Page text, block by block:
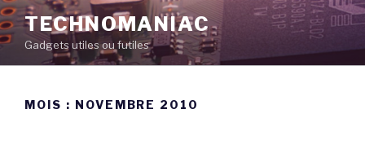
Aller
au
contenu
principal
TECHNOMANIAC
Gadgets utiles ou futiles
MOIS : NOVEMBRE 2010